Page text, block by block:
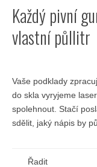
Každý pivní
vlastní půllitr
Vaše podklady
do skla vyryjeme
spolehnout. Stačí
sdělit, jaký nápis by
Řadit